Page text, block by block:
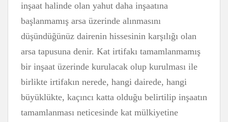
inşaat halinde olan yahut daha inşaatına
başlanmamış arsa üzerinde alınmasını
düşündüğünüz dairenin hissesinin karşılığı olan
arsa tapusuna denir. Kat irtifakı tamamlanmamış
bir inşaat üzerinde kurulacak olup kurulması ile
birlikte irtifakın nerede, hangi dairede, hangi
büyüklükte, kaçıncı katta olduğu belirtilip inşaatın
tamamlanması neticesinde kat mülkiyetine